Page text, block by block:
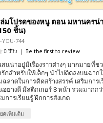
ล่มโปรดของหนู ตอน มหานคร
ชิ้น)
744
0 รีวิว | Be the first to review
นน่าอยู่มีเรื่องราวต่างๆ มากมายที่ช
รักสำหรับให้เด็กๆ นำไปติดลงบนฉา
ลาดในการคิดสร้างสรรค์ เสริมการ
อย่างดี มีสติกเกอร์ 8 หน้า รวมมากก
มการเรียนรู้ ฝึกการสังเกต
ดเพิ่มเติม